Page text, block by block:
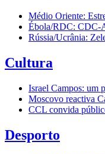
Médio Oriente:
Ébola/RDC: CDC-
Rússia/Ucrânia:
Cultura
Israel Campos: um
Moscovo reactiva
CCL convida
Desporto